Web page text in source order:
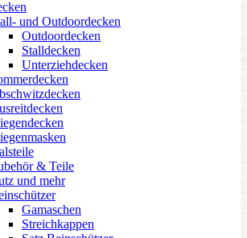
und Outdoordecken
Outdoordecken
Stalldecken
Unterziehdecken
& Teile
und mehr
Gamaschen
Streichkappen